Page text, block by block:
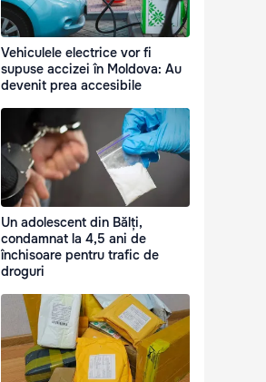
Vehiculele electrice vor fi
supuse accizei în Moldova: Au
devenit prea accesibile
Un adolescent din Bălți,
condamnat la 4,5 ani de
închisoare pentru trafic de
droguri